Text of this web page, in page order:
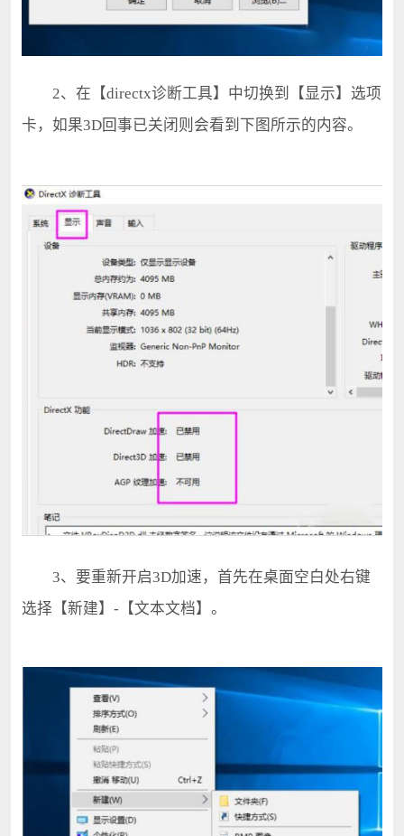
2、在【directx诊断工具】中切换到【显示】选项
卡，如果3D回事已关闭则会看到下图所示的内容。
3、要重新开启3D加速，首先在桌面空白处右键
选择【新建】-【文本文档】。